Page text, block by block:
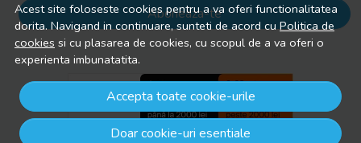
Acest site foloseste cookies pentru a va oferi functionalitatea
dorita. Navigand in continuare, sunteti de acord cuPolitica de
cookies si cu plasarea de cookies, cu scopul de a va oferi o
experienta imbunatatita.
Accepta toate cookie-urile
Doar cookie-uri esentiale
Aboneaza-te